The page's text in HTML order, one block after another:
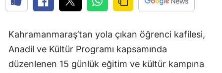
Kahramanmaraş’tan yola çıkan öğrenci kafilesi,
Anadil ve Kültür Programı kapsamında
düzenlenen 15 günlük eğitim ve kültür kampına